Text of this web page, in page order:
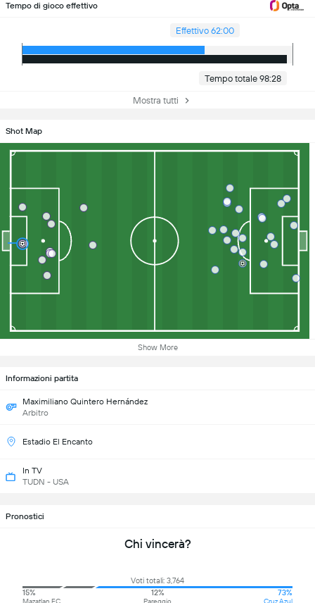
Tempo di gioco effettivo
Effettivo 62:00
Tempo totale 98:28
Mostra tutti
Shot Map
Show More
Informazioni partita
Maximiliano Quintero Hernández
Arbitro
Estadio El Encanto
In TV
TUDN - USA
Pronostici
Chi vincerà?
Voti totali: 3,764
15%
Mazatlan FC
12%
Pareggio
73%
Cruz Azul